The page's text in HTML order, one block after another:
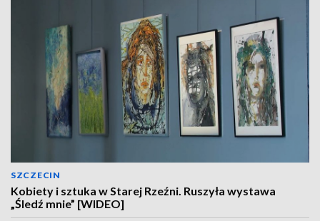
SZCZECIN
Kobiety i sztuka w Starej Rzeźni. Ruszyła wystawa
„Śledź mnie” [WIDEO]